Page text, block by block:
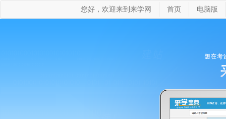
您好，欢迎来到来学网 首页 电脑版